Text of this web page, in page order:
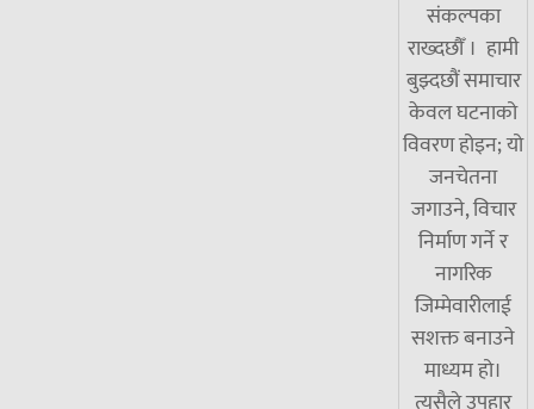
संकल्पका
राख्दछौँ । हामी
बुझ्दछौं समाचार
केवल घटनाको
विवरण होइन; यो
जनचेतना
जगाउने, विचार
निर्माण गर्ने र
नागरिक
जिम्मेवारीलाई
सशक्त बनाउने
माध्यम हो।